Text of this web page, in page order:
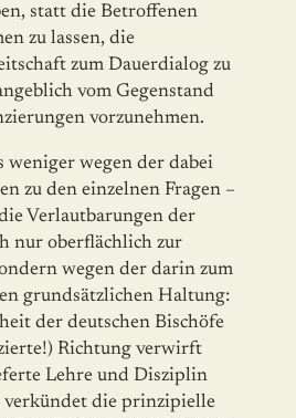
statt die Betroffenen
zu lassen, die
zum Dauerdialog zu
vom Gegenstand
vorzunehmen.
weniger wegen der dabei
zu den einzelnen Fragen –
Verlautbarungen der
nur ober­flächlich zur
wegen der darin zum
grundsätzlichen Haltung:
der deutschen Bischöfe
Richtung verwirft
Lehre und Disziplin
die prinzipielle